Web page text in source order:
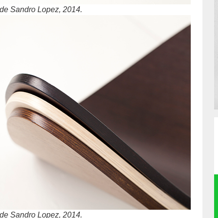
Sandro Lopez, 2014.
Sandro Lopez, 2014.